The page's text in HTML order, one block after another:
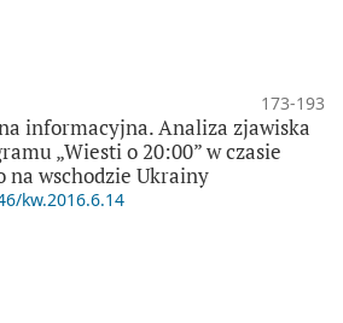
173-193
informacyjna. Analiza zjawiska
„Wiesti o 20:00” w czasie
wschodzie Ukrainy
kw.2016.6.14